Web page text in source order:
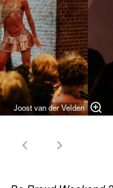
Joost van der Velden